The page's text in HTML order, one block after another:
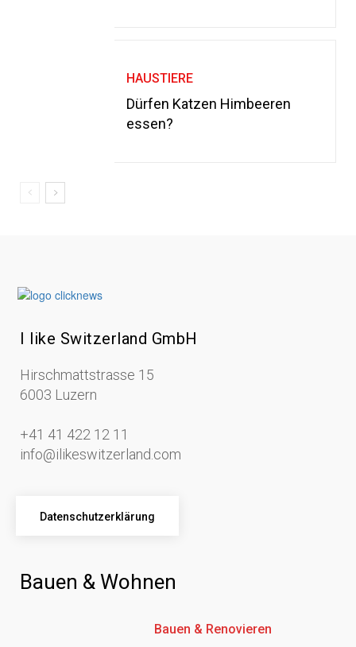
HAUSTIERE
Dürfen Katzen Himbeeren
essen?
I like Switzerland GmbH
Hirschmattstrasse 15
6003 Luzern
+41 41 422 12 11
info@ilikeswitzerland.com
Datenschutzerklärung
Bauen & Wohnen
Bauen & Renovieren